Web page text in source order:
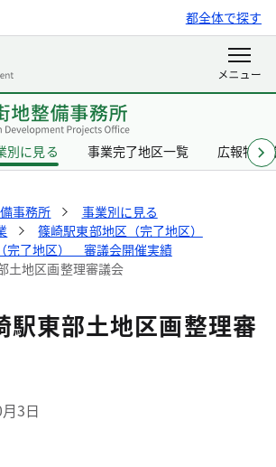
都全体で探す
別に見る 事業完了地区一覧 広報物一
事務所
事業別に見る
篠崎駅東部地区（完了地区）
完了地区） 審議会開催実績
土地区画整理審議会
駅東部土地区画整理審
3日